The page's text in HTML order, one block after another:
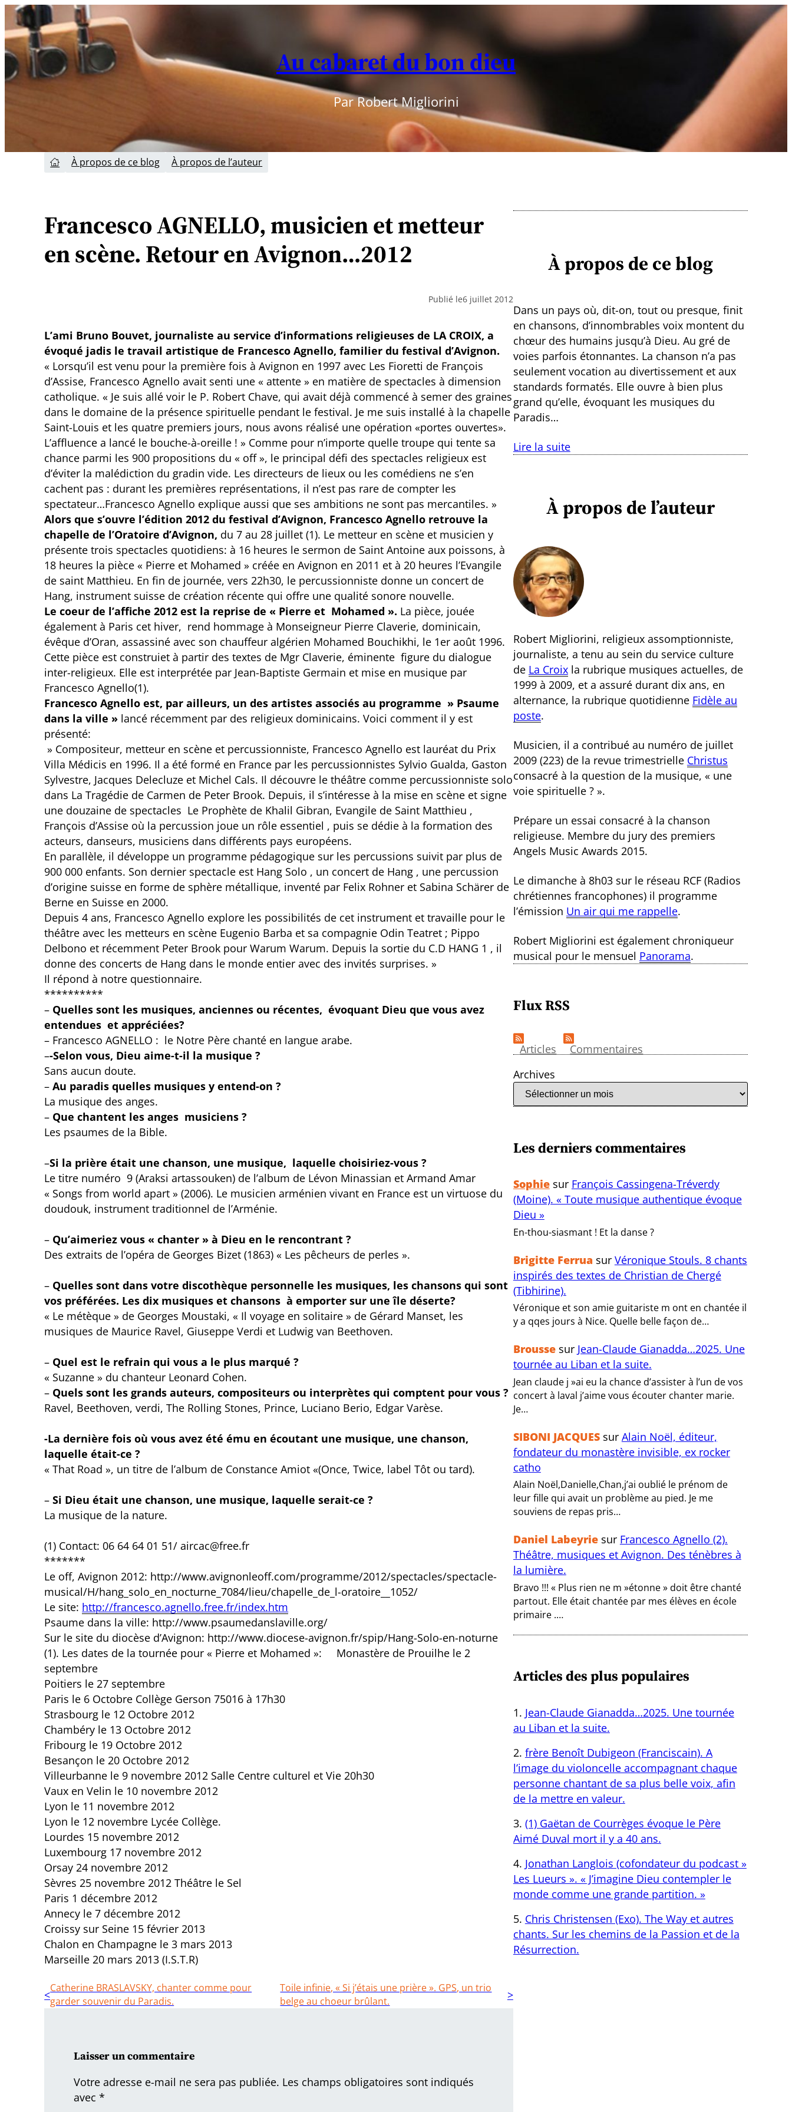
Aller
au
contenu
Au cabaret du bon dieu
Par Robert Migliorini
 À propos de ce blog À propos de l’auteur
Francesco AGNELLO, musicien et metteur
en scène. Retour en Avignon…2012
Publié le6 juillet 2012
L’ami Bruno Bouvet, journaliste au service d’informations religieuses de LA CROIX, a
évoqué jadis le travail artistique de Francesco Agnello, familier du festival d’Avignon.
« Lorsqu’il est venu pour la première fois à Avignon en 1997 avec Les Fioretti de François
d’Assise, Francesco Agnello avait senti une « attente » en matière de spectacles à dimension
catholique. « Je suis allé voir le P. Robert Chave, qui avait déjà commencé à semer des graines
dans le domaine de la présence spirituelle pendant le festival. Je me suis installé à la chapelle
Saint-Louis et les quatre premiers jours, nous avons réalisé une opération «portes ouvertes».
L’affluence a lancé le bouche-à-oreille ! » Comme pour n’importe quelle troupe qui tente sa
chance parmi les 900 propositions du « off », le principal défi des spectacles religieux est
d’éviter la malédiction du gradin vide. Les directeurs de lieux ou les comédiens ne s’en
cachent pas : durant les premières représentations, il n’est pas rare de compter les
spectateur…Francesco Agnello explique aussi que ses ambitions ne sont pas mercantiles. »
Alors que s’ouvre l’édition 2012 du festival d’Avignon, Francesco Agnello retrouve la
chapelle de l’Oratoire d’Avignon, du 7 au 28 juillet (1). Le metteur en scène et musicien y
présente trois spectacles quotidiens: à 16 heures le sermon de Saint Antoine aux poissons, à
18 heures la pièce « Pierre et Mohamed » créée en Avignon en 2011 et à 20 heures l’Evangile
de saint Matthieu. En fin de journée, vers 22h30, le percussionniste donne un concert de
Hang, instrument suisse de création récente qui offre une qualité sonore nouvelle.
Le coeur de l’affiche 2012 est la reprise de « Pierre et Mohamed ». La pièce, jouée
également à Paris cet hiver, rend hommage à Monseigneur Pierre Claverie, dominicain,
évêque d’Oran, assassiné avec son chauffeur algérien Mohamed Bouchikhi, le 1er août 1996.
Cette pièce est construiet à partir des textes de Mgr Claverie, éminente figure du dialogue
inter-religieux. Elle est interprétée par Jean-Baptiste Germain et mise en musique par
Francesco Agnello(1).
Francesco Agnello est, par ailleurs, un des artistes associés au programme » Psaume
dans la ville » lancé récemment par des religieux dominicains. Voici comment il y est
présenté:
» Compositeur, metteur en scène et percussionniste, Francesco Agnello est lauréat du Prix
Villa Médicis en 1996. Il a été formé en France par les percussionnistes Sylvio Gualda, Gaston
Sylvestre, Jacques Delecluze et Michel Cals. Il découvre le théâtre comme percussionniste solo
dans La Tragédie de Carmen de Peter Brook. Depuis, il s’intéresse à la mise en scène et signe
une douzaine de spectacles Le Prophète de Khalil Gibran, Evangile de Saint Matthieu ,
François d’Assise où la percussion joue un rôle essentiel , puis se dédie à la formation des
acteurs, danseurs, musiciens dans différents pays européens.
En parallèle, il développe un programme pédagogique sur les percussions suivit par plus de
900 000 enfants. Son dernier spectacle est Hang Solo , un concert de Hang , une percussion
d’origine suisse en forme de sphère métallique, inventé par Felix Rohner et Sabina Schärer de
Berne en Suisse en 2000.
Depuis 4 ans, Francesco Agnello explore les possibilités de cet instrument et travaille pour le
théâtre avec les metteurs en scène Eugenio Barba et sa compagnie Odin Teatret ; Pippo
Delbono et récemment Peter Brook pour Warum Warum. Depuis la sortie du C.D HANG 1 , il
donne des concerts de Hang dans le monde entier avec des invités surprises. »
Il répond à notre questionnaire.
**********
– Quelles sont les musiques, anciennes ou récentes, évoquant Dieu que vous avez
entendues et appréciées?
– Francesco AGNELLO : le Notre Père chanté en langue arabe.
–-Selon vous, Dieu aime-t-il la musique ?
Sans aucun doute.
–Au paradis quelles musiques y entend-on ?
La musique des anges.
– Que chantent les anges musiciens ?
Les psaumes de la Bible.
–Si la prière était une chanson, une musique, laquelle choisiriez-vous ?
Le titre numéro 9 (Araksi artassouken) de l’album de Lévon Minassian et Armand Amar
« Songs from world apart » (2006). Le musicien arménien vivant en France est un virtuose du
doudouk, instrument traditionnel de l’Arménie.
– Qu’aimeriez vous « chanter » à Dieu en le rencontrant ?
Des extraits de l’opéra de Georges Bizet (1863) « Les pêcheurs de perles ».
– Quelles sont dans votre discothèque personnelle les musiques, les chansons qui sont
vos préférées. Les dix musiques et chansons à emporter sur une île déserte?
« Le métèque » de Georges Moustaki, « Il voyage en solitaire » de Gérard Manset, les
musiques de Maurice Ravel, Giuseppe Verdi et Ludwig van Beethoven.
– Quel est le refrain qui vous a le plus marqué ?
« Suzanne » du chanteur Leonard Cohen.
– Quels sont les grands auteurs, compositeurs ou interprètes qui comptent pour vous ?
Ravel, Beethoven, verdi, The Rolling Stones, Prince, Luciano Berio, Edgar Varèse.
-La dernière fois où vous avez été ému en écoutant une musique, une chanson,
laquelle était-ce ?
« That Road », un titre de l’album de Constance Amiot «(Once, Twice, label Tôt ou tard).
– Si Dieu était une chanson, une musique, laquelle serait-ce ?
La musique de la nature.
(1) Contact: 06 64 64 01 51/ aircac@free.fr
*******
Le off, Avignon 2012: http://www.avignonleoff.com/programme/2012/spectacles/spectacle-
musical/H/hang_solo_en_nocturne_7084/lieu/chapelle_de_l-oratoire__1052/
Le site: http://francesco.agnello.free.fr/index.htm
Psaume dans la ville: http://www.psaumedanslaville.org/
Sur le site du diocèse d’Avignon: http://www.diocese-avignon.fr/spip/Hang-Solo-en-noturne
(1). Les dates de la tournée pour « Pierre et Mohamed »: Monastère de Prouilhe le 2
septembre
Poitiers le 27 septembre
Paris le 6 Octobre Collège Gerson 75016 à 17h30
Strasbourg le 12 Octobre 2012
Chambéry le 13 Octobre 2012
Fribourg le 19 Octobre 2012
Besançon le 20 Octobre 2012
Villeurbanne le 9 novembre 2012 Salle Centre culturel et Vie 20h30
Vaux en Velin le 10 novembre 2012
Lyon le 11 novembre 2012
Lyon le 12 novembre Lycée Collège.
Lourdes 15 novembre 2012
Luxembourg 17 novembre 2012
Orsay 24 novembre 2012
Sèvres 25 novembre 2012 Théâtre le Sel
Paris 1 décembre 2012
Annecy le 7 décembre 2012
Croissy sur Seine 15 février 2013
Chalon en Champagne le 3 mars 2013
Marseille 20 mars 2013 (I.S.T.R)
Toile infinie, « Si j’étais une prière ». GPS, un trio
belge au choeur brûlant.
Catherine BRASLAVSKY, chanter comme pour
garder souvenir du Paradis.
Laisser un commentaire
Votre adresse e-mail ne sera pas publiée. Les champs obligatoires sont indiqués
avec*
À propos de ce blog
Dans un pays où, dit-on, tout ou presque, finit
en chansons, d’innombrables voix montent du
chœur des humains jusqu’à Dieu. Au gré de
voies parfois étonnantes. La chanson n’a pas
seulement vocation au divertissement et aux
standards formatés. Elle ouvre à bien plus
grand qu’elle, évoquant les musiques du
Paradis…
Lire la suite
À propos de l’auteur
Robert Migliorini, religieux assomptionniste,
journaliste, a tenu au sein du service culture
de La Croixla rubrique musiques actuelles, de
1999 à 2009, et a assuré durant dix ans, en
alternance, la rubrique quotidienne Fidèle au
poste.
Musicien, il a contribué au numéro de juillet
2009 (223) de la revue trimestrielle Christus
consacré à la question de la musique, « une
voie spirituelle ? ».
Prépare un essai consacré à la chanson
religieuse. Membre du jury des premiers
Angels Music Awards 2015.
Le dimanche à 8h03 sur le réseau RCF (Radios
chrétiennes francophones) il programme
l’émission Un air qui me rappelle.
Robert Migliorini est également chroniqueur
musical pour le mensuel Panorama.
Flux RSS
Articles
Commentaires
Archives
Les derniers commentaires
Sophiesur François Cassingena-Tréverdy
(Moine). « Toute musique authentique évoque
Dieu »
En-thou-siasmant ! Et la danse ?
Brigitte Ferrua sur Véronique Stouls. 8 chants
inspirés des textes de Christian de Chergé
(Tibhirine).
Véronique et son amie guitariste m ont en chantée il
y a qqes jours à Nice. Quelle belle façon de…
Broussesur Jean-Claude Gianadda…2025. Une
tournée au Liban et la suite.
Jean claude j »ai eu la chance d’assister à l’un de vos
concert à laval j’aime vous écouter chanter marie.
Je…
SIBONI JACQUESsur Alain Noël, éditeur,
fondateur du monastère invisible, ex rocker
catho
Alain Noël,Danielle,Chan,j’ai oublié le prénom de
leur fille qui avait un problème au pied. Je me
souviens de repas pris…
Daniel Labeyriesur Francesco Agnello (2).
Théâtre, musiques et Avignon. Des ténèbres à
la lumière.
Bravo !!! « Plus rien ne m »étonne » doit être chanté
partout. Elle était chantée par mes élèves en école
primaire .…
Articles des plus populaires
Jean-Claude Gianadda…2025. Une tournée
au Liban et la suite.
frère Benoît Dubigeon (Franciscain). A
l’image du violoncelle accompagnant chaque
personne chantant de sa plus belle voix, afin
de la mettre en valeur.
(1) Gaëtan de Courrèges évoque le Père
Aimé Duval mort il y a 40 ans.
Jonathan Langlois (cofondateur du podcast »
Les Lueurs ». « J’imagine Dieu contempler le
monde comme une grande partition. »
Chris Christensen (Exo). The Way et autres
chants. Sur les chemins de la Passion et de la
Résurrection.